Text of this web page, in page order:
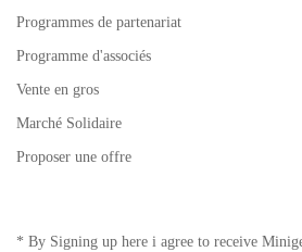
Programmes de partenariat
Programme d'associés
Vente en gros
Marché Solidaire
Proposer une offre
* By Signing up here i agree to receive